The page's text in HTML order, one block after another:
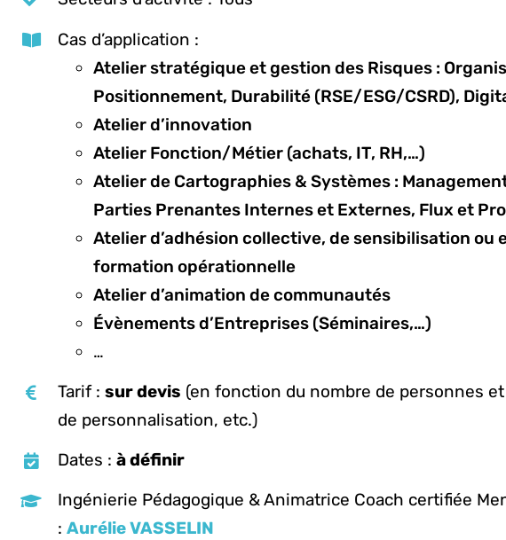
Cas d’application :
Atelier stratégique et gestion des Risques :
Positionnement, Durabilité (RSE/ESG/CSRD),
Atelier d’innovation
Atelier Fonction/Métier (achats, IT, RH,…)
Atelier de Cartographies & Systèmes :
Parties Prenantes Internes et Externes, Flux et
Atelier d’adhésion collective, de sensibilisation ou
formation opérationnelle
Atelier d’animation de communautés
Évènements d’Entreprises (Séminaires,…)
…
Tarif : sur devis (en fonction du nombre de personnes et
de personnalisation, etc.)
Dates : à définir
Ingénierie Pédagogique & Animatrice Coach certifiée
: Aurélie VASSELIN